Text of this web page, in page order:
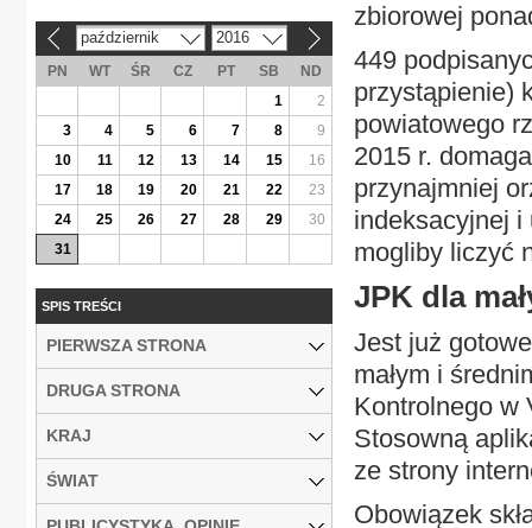
zbiorowej
449
przystąpienie)
powiatowego
2015 r.
przynajmniej
indeksacyjnej i
mogliby liczyć
JPK dla
Jest już
małym i
Kontrolnego w
Stosowną
ze strony
Obowiązek
październik 2016
PN WT ŚR CZ PT SB
ND
1
2
3
4 5 6 7 8
9
10
11 12 13 14 15
16
17
18 19 20 21 22
23
24
25 26 27 28 29
30
31
SPIS TREŚCI
PIERWSZA STRONA
DRUGA STRONA
KRAJ
ŚWIAT